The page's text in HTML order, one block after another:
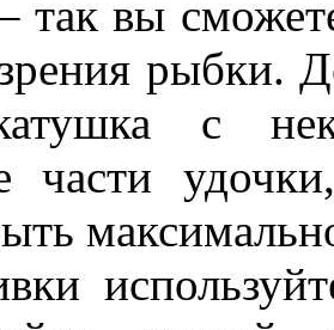
так вы
рыбки.
с
части